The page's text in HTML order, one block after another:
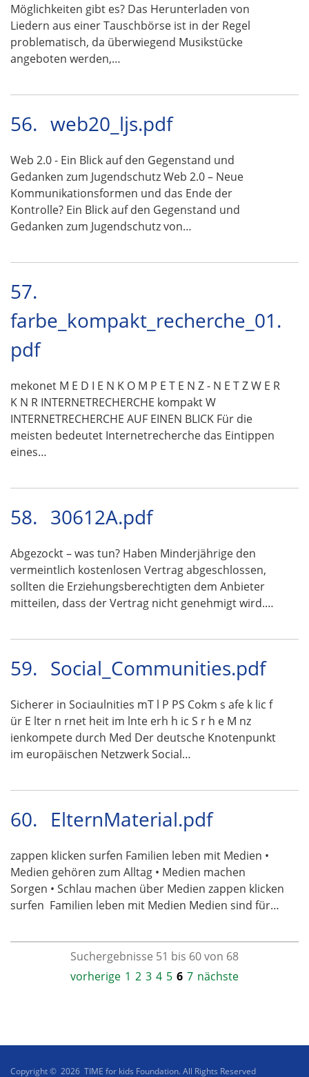
Möglichkeiten gibt es? Das Herunterladen von
Liedern aus einer Tauschbörse ist in der Regel
problematisch, da überwiegend Musikstücke
angeboten werden,…
56. web20_ljs.pdf
Web 2.0 - Ein Blick auf den Gegenstand und
Gedanken zum Jugendschutz Web 2.0 – Neue
Kommunikationsformen und das Ende der
Kontrolle? Ein Blick auf den Gegenstand und
Gedanken zum Jugendschutz von…
57.
farbe_kompakt_recherche_01.
pdf
mekonet M E D I E N K O M P E T E N Z - N E T Z W E R
K N R INTERNETRECHERCHE kompakt W
INTERNETRECHERCHE AUF EINEN BLICK Für die
meisten bedeutet Internetrecherche das Eintippen
eines…
58. 30612A.pdf
Abgezockt – was tun? Haben Minderjährige den
vermeintlich kostenlosen Vertrag abgeschlossen,
sollten die Erziehungsberechtigten dem Anbieter
mitteilen, dass der Vertrag nicht genehmigt wird.…
59. Social_Communities.pdf
Sicherer in Sociaulnities mT l P PS Cokm s afe k lic f
ür E lter n rnet heit im lnte erh h ic S r h e M nz
ienkompete durch Med Der deutsche Knotenpunkt
im europäischen Netzwerk Social…
60. ElternMaterial.pdf
zappen klicken surfen Familien leben mit Medien •
Medien gehören zum Alltag • Medien machen
Sorgen • Schlau machen über Medien zappen klicken
surfen  Familien leben mit Medien Medien sind für…
Suchergebnisse 51 bis 60 von 68
vorherige 1 2 3 4 5 6 7 nächste
Copyright © 2026 TIME for kids Foundation. All Rights Reserved